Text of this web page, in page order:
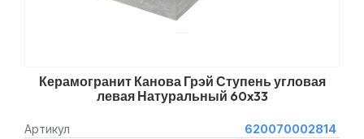
Керамогранит Канова Грэй Ступень угловая
левая Натуральный 60x33
Артикул
620070002814